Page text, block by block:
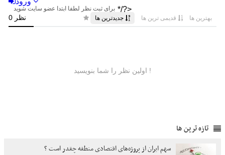
تازه ترین ها
سهم ایران از پروژه‌های اقتصادی منطقه چقدر است ؟